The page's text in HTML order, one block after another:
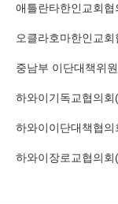
애틀란타한인교회
오클라호마한인교
중남부 이단대책위
하와이기독교협의
하와이이단대책협
하와이장로교협의